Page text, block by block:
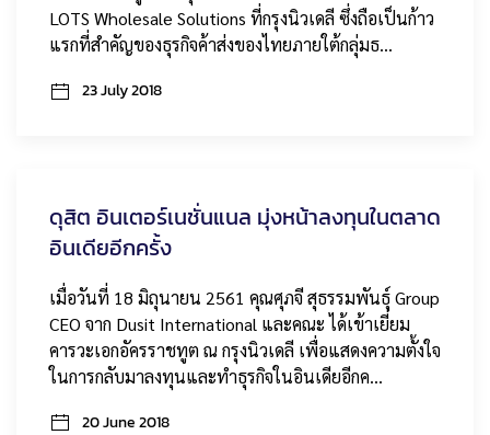
LOTS Wholesale Solutions ที่กรุงนิวเดลี ซึ่งถือเป็นก้าว
แรกที่สำคัญของธุรกิจค้าส่งของไทยภายใต้กลุ่มธ…
23 July 2018
ดุสิต อินเตอร์เนชั่นแนล มุ่งหน้าลงทุนในตลาด
อินเดียอีกครั้ง
เมื่อวันที่ 18 มิถุนายน 2561 คุณศุภจี สุธรรมพันธุ์ Group
CEO จาก Dusit International และคณะ ได้เข้าเยี่ยม
คารวะเอกอัครราชทูต ณ กรุงนิวเดลี เพื่อแสดงความตั้งใจ
ในการกลับมาลงทุนและทำธุรกิจในอินเดียอีกค…
20 June 2018